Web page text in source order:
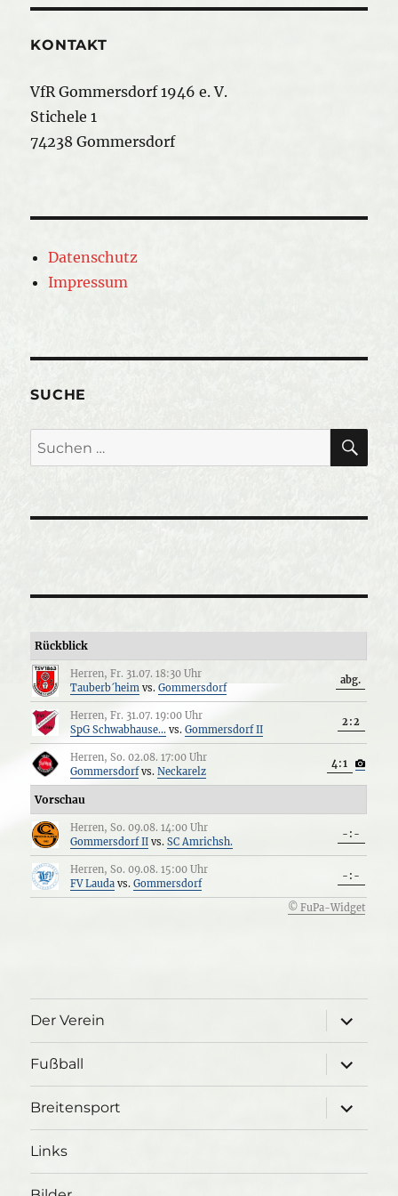
KONTAKT
VfR Gommersdorf 1946 e. V.
Stichele 1
74238 Gommersdorf
Datenschutz
Impressum
SUCHE
Suche
nach:
Rückblick
Herren, Fr. 31.07. 18:30 Uhr
Tauberb´heim vs.Gommersdorf
abg.
Herren, Fr. 31.07. 19:00 Uhr
SpG Schwabhause... vs.Gommersdorf II
2:2
Herren, So. 02.08. 17:00 Uhr
Gommersdorfvs.Neckarelz
4:1
Vorschau
Herren, So. 09.08. 14:00 Uhr
Gommersdorf II vs.SC Amrichsh.
-:-
Herren, So. 09.08. 15:00 Uhr
FV Lauda vs.Gommersdorf
-:-
© FuPa-Widget
Der Verein
öffnen
Fußball
öffnen
Breitensport
öffnen
Links